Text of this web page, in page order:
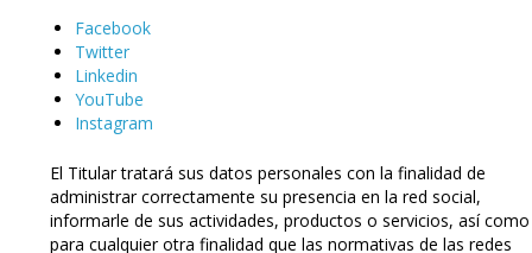
Facebook
Twitter
Linkedin
YouTube
Instagram
El Titular tratará sus datos personales con la finalidad de
administrar correctamente su presencia en la red social,
informarle de sus actividades, productos o servicios, así como
para cualquier otra finalidad que las normativas de las redes